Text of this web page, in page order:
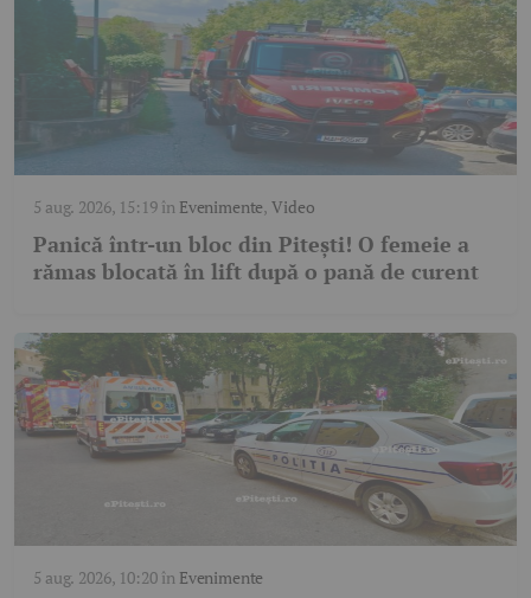
5 aug. 2026, 15:19în Evenimente,Video
Panică într-un bloc din Pitești! O femeie a
rămas blocată în lift după o pană de curent
5 aug. 2026, 10:20în Evenimente